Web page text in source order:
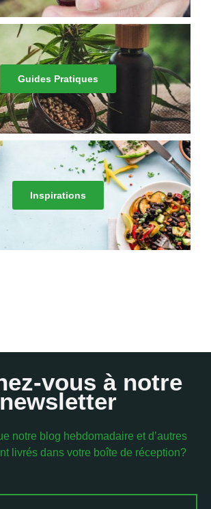
Guides Pratiques
Inspirations
vous à notre
newsletter
notre blog hebdomadaire et d’autres
livrés dans votre boîte de réception?